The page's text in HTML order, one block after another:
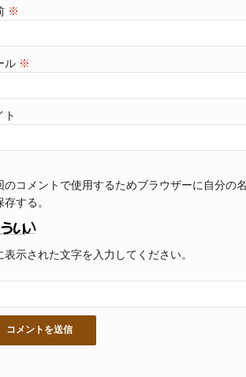
※
ル ※
ト
のコメントで使用するためブラウザーに自分の
存する。
表示された文字を入力してください。